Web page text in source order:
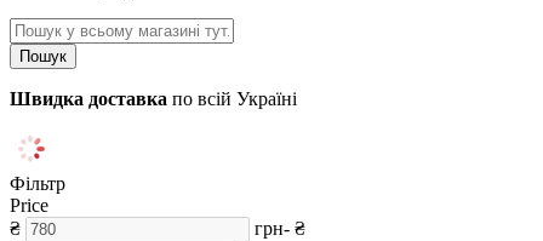
Пошук
Швидка доставка по всій Україні
Фільтр
Price
₴
грн- ₴